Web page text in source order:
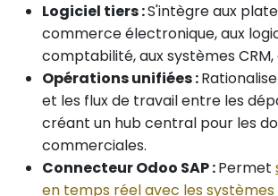
Logiciel tiers :S'intègre aux
commerce électronique, aux
comptabilité, aux systèmes
Opérations unifiées :
et les flux de travail entre les
créant un hub central pour les
commerciales.
Connecteur Odoo SAP :Permet
en temps réel avec les systèmes